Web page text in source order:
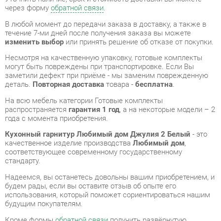
Несмотря на качественную упаковку, готовые комплекты
могут быть повреждены при транспортировке. Если Вы
заметили дефект при приёме - мы заменим поврежденную
деталь.Повторная доставкатовара -бесплатна.
распространяетсягарантия 1 год, а на некоторые модели – 2
года с момента приобретения.
Кухонный гарнитур Любимый дом Джулия 2 Белый
соответствующее современному государственному
стандарту.
будем рады, если вы оставите отзыв об опыте его
использования, который поможет сориентироваться нашим
будущим покупателям.
Кроме формы
консультацию, фото и видеообзор продукции вы можете по
e-mail, телефону в Екатеринбурге и через мессенджеры
Telegram и WhatsApp.
Готовые комплекты также можно сравнить между собой в
нашем шоу-руме и купить Кухонный гарнитур Любимый дом